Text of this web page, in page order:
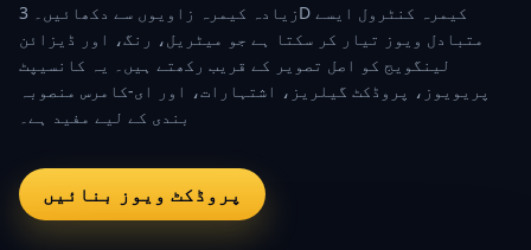
زیادہ کیمرہ زاویوں سے دکھائیں۔ 3D کیمرہ کنٹرول ایسے
متبادل ویوز تیار کر سکتا ہے جو میٹریل، رنگ، اور ڈیزائن
لینگویج کو اصل تصویر کے قریب رکھتے ہیں۔ یہ کانسیپٹ
پریویوز، پروڈکٹ گیلریز، اشتہارات، اور ای-کامرس منصوبہ
بندی کے لیے مفید ہے۔
پروڈکٹ ویوز بنائیں